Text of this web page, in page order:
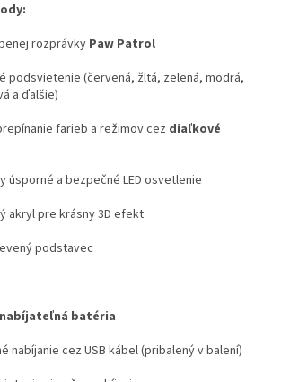
rozprávkyPaw Patrol
podsvietenie (červená, žltá, zelená, modrá,
a ďalšie)
farieb a režimov cez diaľkové
úsporné a bezpečné LED osvetlenie
akryl pre krásny 3D efekt
podstavec
batéria
nabíjanie cez USB kábel (pribalený v balení)